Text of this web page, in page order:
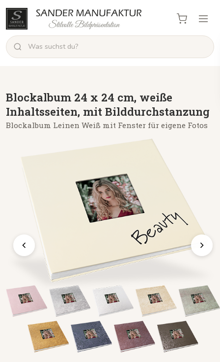
Blockalbum 24 x 24 cm, weiße
Inhaltsseiten, mit Bilddurchstanzung
Blockalbum Leinen Weiß mit Fenster für eigene Fotos